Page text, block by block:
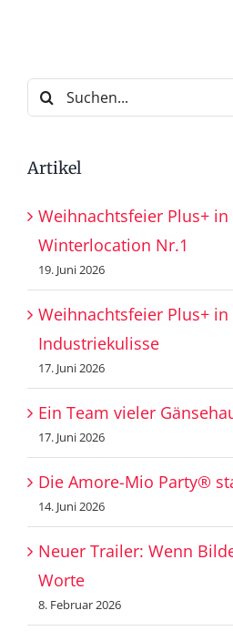
Suche
nach:
Artikel
Weihnachtsfeier Plus+
Winterlocation Nr.1
19. Juni 2026
Weihnachtsfeier Plus+
Industriekulisse
17. Juni 2026
Ein Team vieler
17. Juni 2026
Die Amore-Mio Party®
14. Juni 2026
Neuer Trailer: Wenn
Worte
8. Februar 2026